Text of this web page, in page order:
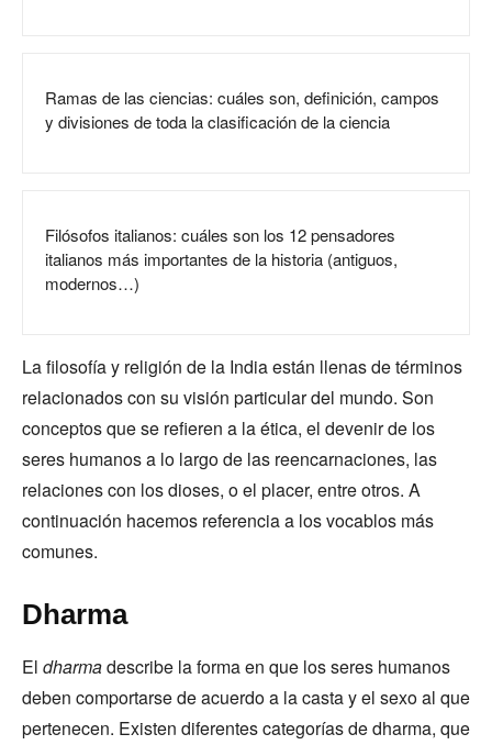
Ramas de las ciencias: cuáles son, definición, campos
y divisiones de toda la clasificación de la ciencia
Filósofos italianos: cuáles son los 12 pensadores
italianos más importantes de la historia (antiguos,
modernos…)
La filosofía y religión de la India están llenas de términos
relacionados con su visión particular del mundo. Son
conceptos que se refieren a la ética, el devenir de los
seres humanos a lo largo de las reencarnaciones, las
relaciones con los dioses, o el placer, entre otros. A
continuación hacemos referencia a los vocablos más
comunes.
Dharma
El dharmadescribe la forma en que los seres humanos
deben comportarse de acuerdo a la casta y el sexo al que
pertenecen. Existen diferentes categorías de dharma, que